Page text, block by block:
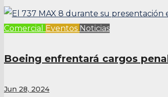
Comercial Eventos Noticias
Boeing enfrentará cargos
Jun 28, 2024